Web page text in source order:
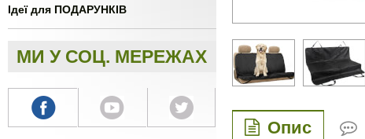
Ідеї для ПОДАРУНКІВ
МИ У СОЦ. МЕРЕЖАХ
Опис